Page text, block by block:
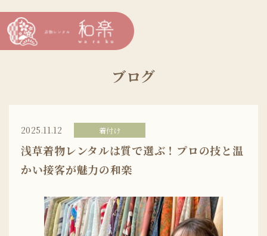
ブログ
2025.11.12 着付け
浅草着物レンタルは質で選ぶ！プロの技と温
かい接客が魅力の和楽